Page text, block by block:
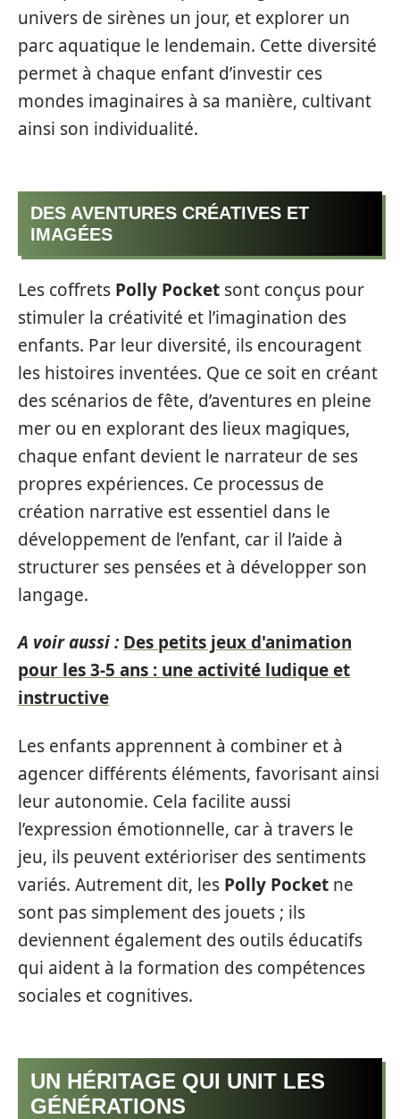
univers de sirènes un jour, et explorer un
parc aquatique le lendemain. Cette diversité
permet à chaque enfant d’investir ces
mondes imaginaires à sa manière, cultivant
ainsi son individualité.
DES AVENTURES CRÉATIVES ET
IMAGÉES
Les coffrets Polly Pocket sont conçus pour
stimuler la créativité et l’imagination des
enfants. Par leur diversité, ils encouragent
les histoires inventées. Que ce soit en créant
des scénarios de fête, d’aventures en pleine
mer ou en explorant des lieux magiques,
chaque enfant devient le narrateur de ses
propres expériences. Ce processus de
création narrative est essentiel dans le
développement de l’enfant, car il l’aide à
structurer ses pensées et à développer son
langage.
A voir aussi : Des petits jeux d'animation
pour les 3-5 ans : une activité ludique et
instructive
Les enfants apprennent à combiner et à
agencer différents éléments, favorisant ainsi
leur autonomie. Cela facilite aussi
l’expression émotionnelle, car à travers le
jeu, ils peuvent extérioriser des sentiments
variés. Autrement dit, les Polly Pocket ne
sont pas simplement des jouets ; ils
deviennent également des outils éducatifs
qui aident à la formation des compétences
sociales et cognitives.
UN HÉRITAGE QUI UNIT LES
GÉNÉRATIONS